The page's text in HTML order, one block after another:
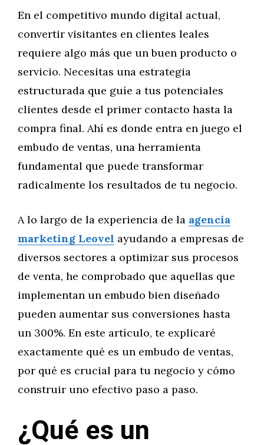
En el competitivo mundo digital actual,
convertir visitantes en clientes leales
requiere algo más que un buen producto o
servicio. Necesitas una estrategia
estructurada que guíe a tus potenciales
clientes desde el primer contacto hasta la
compra final. Ahí es donde entra en juego el
embudo de ventas, una herramienta
fundamental que puede transformar
radicalmente los resultados de tu negocio.
A lo largo de la experiencia de la agencia
marketing Leovel ayudando a empresas de
diversos sectores a optimizar sus procesos
de venta, he comprobado que aquellas que
implementan un embudo bien diseñado
pueden aumentar sus conversiones hasta
un 300%. En este artículo, te explicaré
exactamente qué es un embudo de ventas,
por qué es crucial para tu negocio y cómo
construir uno efectivo paso a paso.
¿Qué es un